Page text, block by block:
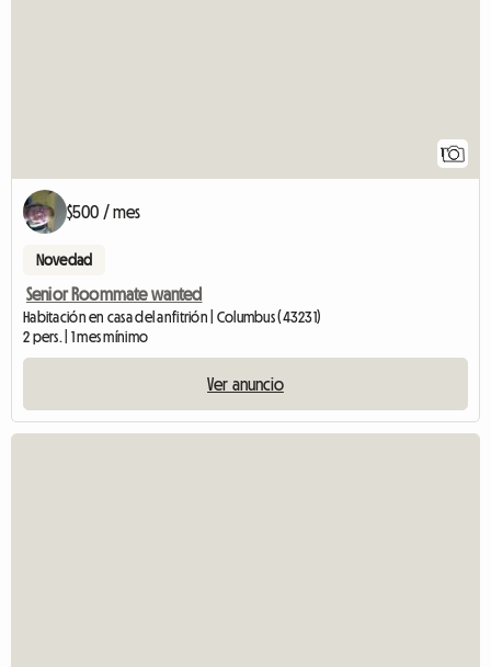
1
$500 / mes
Novedad
Senior Roommate wanted
Habitación en casa del anfitrión | Columbus (43231)
2 pers. | 1 mes mínimo
Ver anuncio